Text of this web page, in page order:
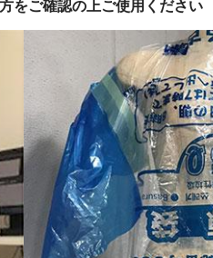
をご確認の上ご使用ください